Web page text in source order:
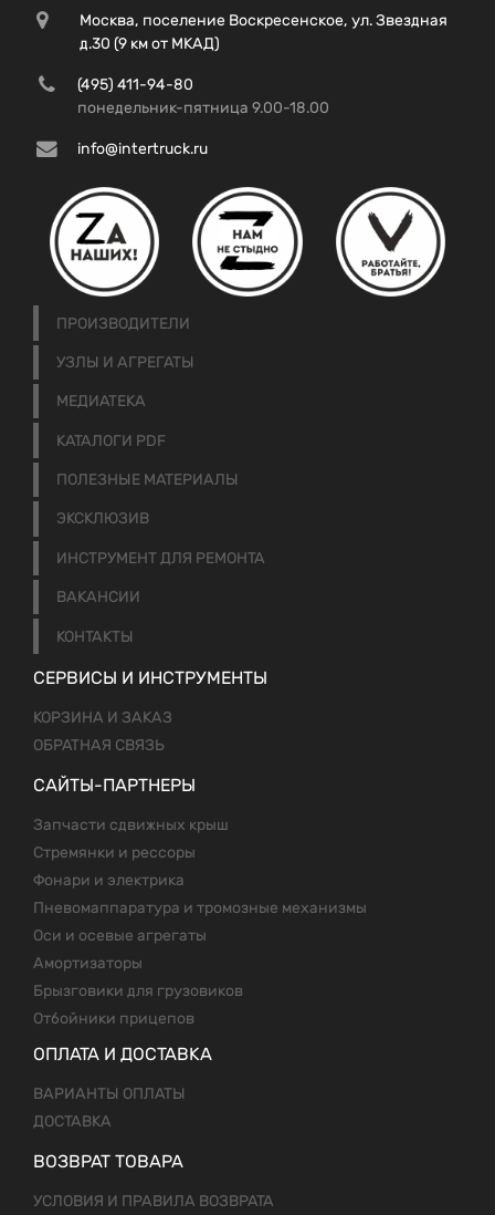
Москва, поселение Воскресенское, ул. Звездная
д.30 (9 км от МКАД)
(495) 411-94-80
понедельник-пятница 9.00-18.00
info@intertruck.ru
ПРОИЗВОДИТЕЛИ
УЗЛЫ И АГРЕГАТЫ
МЕДИАТЕКА
КАТАЛОГИ PDF
ПОЛЕЗНЫЕ МАТЕРИАЛЫ
ЭКСКЛЮЗИВ
ИНСТРУМЕНТ ДЛЯ РЕМОНТА
ВАКАНСИИ
КОНТАКТЫ
СЕРВИСЫ И ИНСТРУМЕНТЫ
КОРЗИНА И ЗАКАЗ
ОБРАТНАЯ СВЯЗЬ
САЙТЫ-ПАРТНЕРЫ
Запчасти сдвижных крыш
Стремянки и рессоры
Фонари и электрика
Пневомаппаратура и тромозные механизмы
Оси и осевые агрегаты
Амортизаторы
Брызговики для грузовиков
Отбойники прицепов
ОПЛАТА И ДОСТАВКА
ВАРИАНТЫ ОПЛАТЫ
ДОСТАВКА
ВОЗВРАТ ТОВАРА
УСЛОВИЯ И ПРАВИЛА ВОЗВРАТА